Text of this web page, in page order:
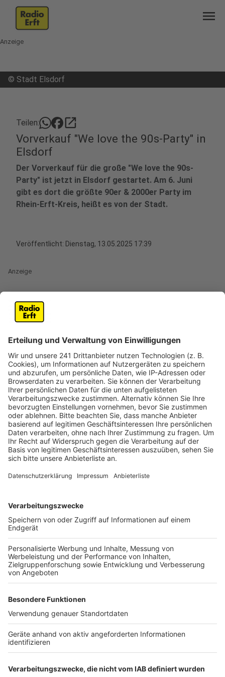
menu
Anzeige
© Stadt Elsdorf
Teilen: open_in_new
Vorverkauf "We love the 90s-Party" in
Elsdorf
Der Vorverkauf für die große "We love the 90s-
Party" ist jetzt in Elsdorf gestartet. Am 6. Juni
gibt es dort die größte 90er & 2000er Party im
Rhein-Erft-Kreis, heißt es von der Stadt.
Veröffentlicht: Dienstag, 13.05.2025 17:39
Anzeige
DJs und Cocktailbars an der Festhalle
Am 6. Juni ist in Elsdorf wieder Partytime - dann
startet die größte 90er & 2000er Party im Rhein-Erft-
Kreis. Schon zum 7. Mal lädt die Stadt zu „We love the
90s“ ein. Jetzt ist der Vorverkauf gestartet. Auf dem
Parkplatz an der Festhalle legen dann DJs auf –
außerdem gibt es eine Lichtshow, Cocktailbars und
eine Lounge-Area mit aufgeschüttetem Sand. Karten
gibt es ab sofort für 6 Euro im Rathaus Elsdorf, in
vielen Geschäften oder online auf der
Stadt Elsdorf.
Weitere Themen von Rhein und Erft
Anzeige
Baustart für neue Solaranlage im Rheinischen
Revier
und Kultur
Nacht der Technik im Kreis: Kartenvorverkauf
gestartet